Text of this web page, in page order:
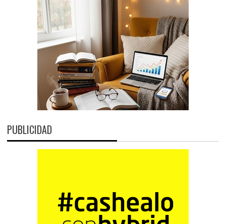
PUBLICIDAD